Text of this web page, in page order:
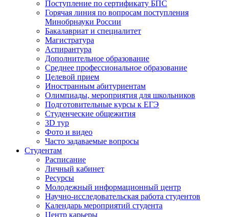
Поступление по сертификату БПС
Горячая линия по вопросам поступления
Минобрнауки России
Бакалавриат и специалитет
Магистратура
Аспирантура
Дополнительное образование
Среднее профессиональное образование
Целевой прием
Иностранным абитуриентам
Олимпиады, мероприятия для школьников
Подготовительные курсы к ЕГЭ
Студенческие общежития
3D тур
Фото и видео
Часто задаваемые вопросы
Студентам
Расписание
Личный кабинет
Ресурсы
Молодежный информационный центр
Научно-исследовательская работа студентов
Календарь мероприятий студента
Центр карьеры